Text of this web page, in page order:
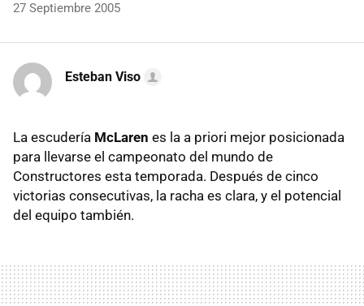
27 Septiembre 2005
Esteban Viso
La escudería McLaren es la a priori mejor posicionada
para llevarse el campeonato del mundo de
Constructores esta temporada. Después de cinco
victorias consecutivas, la racha es clara, y el potencial
del equipo también.